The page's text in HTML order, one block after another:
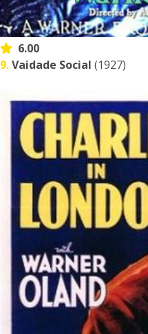
6.00
9.Vaidade Social (1927)